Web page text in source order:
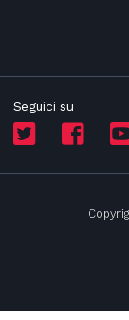
Seguici su